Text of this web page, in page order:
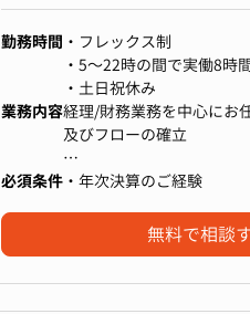
請求書処理や承認フロー
レーション体制を構築中で
▼ 決算の早期化
月次・年次決算のスピー
備しています。
▼ 監査法人対応・開示資
上場準備フェーズとして
■経理課題の解決と実行
経理業務全般の課題に対
勤務時間 ・フレックス制
・5～22時の間で実働8時
・土日祝休み
業務内容経理/財務業務を中心にお
及びフローの確立
・決算開示業務（開示書類
・月次・四半期・年次決
必須条件 ・年次決算のご経験
無料で相談